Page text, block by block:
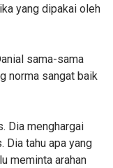
yang dipakai oleh
sama-sama
norma sangat baik
Dia menghargai
Dia tahu apa yang
meminta arahan